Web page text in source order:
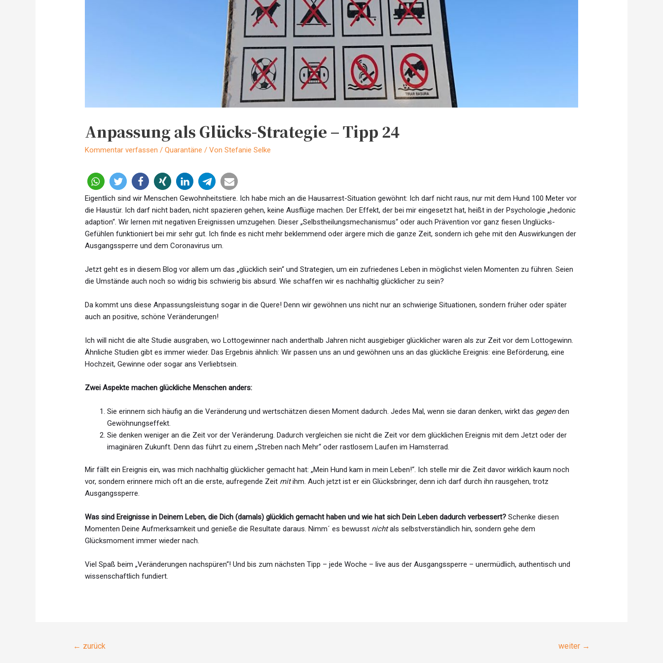
Anpassung als Glücks-Strategie – Tipp 24
Kommentar verfassen /Quarantäne / VonStefanie Selke
Eigentlich sind wir Menschen Gewohnheitstiere. Ich habe mich an die Hausarrest-Situation gewöhnt: Ich darf nicht raus, nur mit dem Hund 100 Meter vor
die Haustür. Ich darf nicht baden, nicht spazieren gehen, keine Ausflüge machen. Der Effekt, der bei mir eingesetzt hat, heißt in der Psychologie „hedonic
adaption“. Wir lernen mit negativen Ereignissen umzugehen. Dieser „Selbstheilungsmechanismus“ oder auch Prävention vor ganz fiesen Unglücks-
Gefühlen funktioniert bei mir sehr gut. Ich finde es nicht mehr beklemmend oder ärgere mich die ganze Zeit, sondern ich gehe mit den Auswirkungen der
Ausgangssperre und dem Coronavirus um.
Jetzt geht es in diesem Blog vor allem um das „glücklich sein“ und Strategien, um ein zufriedenes Leben in möglichst vielen Momenten zu führen. Seien
die Umstände auch noch so widrig bis schwierig bis absurd. Wie schaffen wir es nachhaltig glücklicher zu sein?
Da kommt uns diese Anpassungsleistung sogar in die Quere! Denn wir gewöhnen uns nicht nur an schwierige Situationen, sondern früher oder später
auch an positive, schöne Veränderungen!
Ich will nicht die alte Studie ausgraben, wo Lottogewinner nach anderthalb Jahren nicht ausgiebiger glücklicher waren als zur Zeit vor dem Lottogewinn.
Ähnliche Studien gibt es immer wieder. Das Ergebnis ähnlich: Wir passen uns an und gewöhnen uns an das glückliche Ereignis: eine Beförderung, eine
Hochzeit, Gewinne oder sogar ans Verliebtsein.
Zwei Aspekte machen glückliche Menschen anders:
Sie erinnern sich häufig an die Veränderung und wertschätzen diesen Moment dadurch. Jedes Mal, wenn sie daran denken, wirkt das gegenden
Gewöhnungseffekt.
Sie denken weniger an die Zeit vor der Veränderung. Dadurch vergleichen sie nicht die Zeit vor dem glücklichen Ereignis mit dem Jetzt oder der
imaginären Zukunft. Denn das führt zu einem „Streben nach Mehr“ oder rastlosem Laufen im Hamsterrad.
Mir fällt ein Ereignis ein, was mich nachhaltig glücklicher gemacht hat: „Mein Hund kam in mein Leben!“. Ich stelle mir die Zeit davor wirklich kaum noch
vor, sondern erinnere mich oft an die erste, aufregende Zeit mitihm. Auch jetzt ist er ein Glücksbringer, denn ich darf durch ihn rausgehen, trotz
Ausgangssperre.
Was sind Ereignisse in Deinem Leben, die Dich (damals) glücklich gemacht haben und wie hat sich Dein Leben dadurch verbessert? Schenke diesen
Momenten Deine Aufmerksamkeit und genieße die Resultate daraus. Nimm´ es bewusst nichtals selbstverständlich hin, sondern gehe dem
Glücksmoment immer wieder nach.
Viel Spaß beim „Veränderungen nachspüren“! Und bis zum nächsten Tipp – jede Woche – live aus der Ausgangssperre – unermüdlich, authentisch und
wissenschaftlich fundiert.
Beitragsnavigation
← zurück weiter →